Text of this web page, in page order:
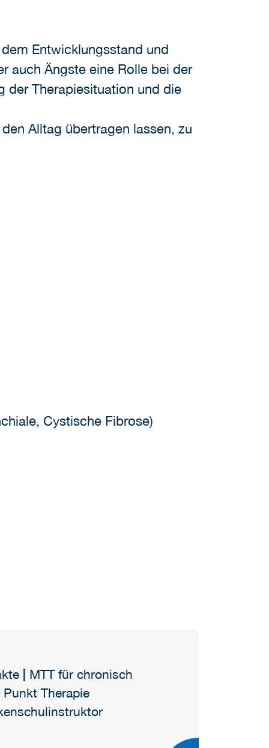
Entwicklungsstand und
auch Ängste eine Rolle bei der
der Therapiesituation und die
Alltag übertragen lassen, zu
Cystische Fibrose)
MTT für chronisch
Therapie